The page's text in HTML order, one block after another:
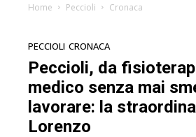
Home Peccioli Cronaca
PECCIOLI CRONACA
Peccioli, da
medico senza mai
lavorare: la
Lorenzo